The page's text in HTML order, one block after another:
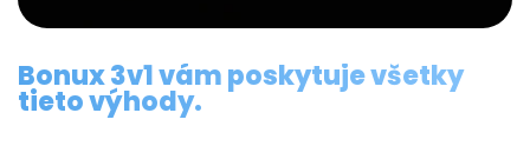
Bonux 3v1 vám poskytuje všetky
tieto výhody.